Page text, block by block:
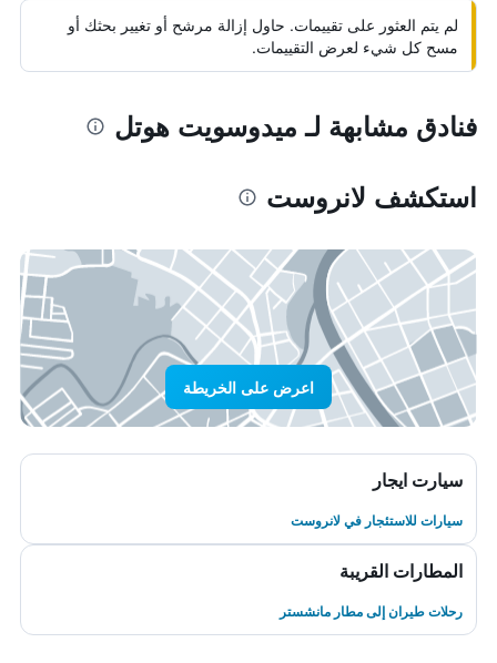
لم يتم العثور على تقييمات. حاول إزالة مرشح أو تغيير بحثك أو
مسح كل شيء لعرض التقييمات.
فنادق مشابهة لـ ميدوسويت هوتل
استكشف لانروست
اعرض على الخريطة
سيارت ايجار
سيارات للاستئجار في لانروست
المطارات القريبة
رحلات طيران إلى مطار مانشستر